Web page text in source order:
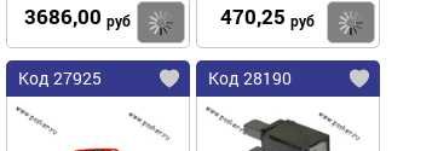
3686,00 руб Купить
470,25 руб
Код 27925 Код 28190